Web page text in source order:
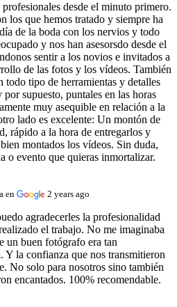
profesionales desde el minuto primero.
los que hemos tratado y siempre ha
de la boda con los nervios y todo
y nos han asesorsdo desde el
sentir a los novios e invitados a
de las fotos y los vídeos. También
todo tipo de herramientas y detalles
supuesto, puntales en las horas
muy asequible en relación a la
lado es excelente: Un montón de
rápido a la hora de entregarlos y
montados los vídeos. Sin duda,
o evento que quieras inmortalizar.
en 2 years ago
agradecerles la profesionalidad
el trabajo. No me imaginaba
un buen fotógrafo era tan
Y la confianza que nos transmitieron
No solo para nosotros sino también
encantados. 100% recomendable.